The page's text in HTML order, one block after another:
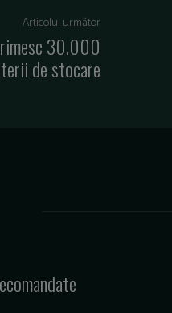
Articolul următor
30.000
de stocare